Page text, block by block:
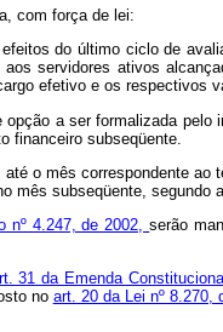
com força de lei:
do último ciclo de
servidores ativos
efetivo e os respectivos
a ser formalizada
financeiro subseqüente.
o mês correspondente
mês subseqüente, segundo
nº 4.247, de 2002,serão
31 da Emenda
no art. 20 da Lei nº 8.270,